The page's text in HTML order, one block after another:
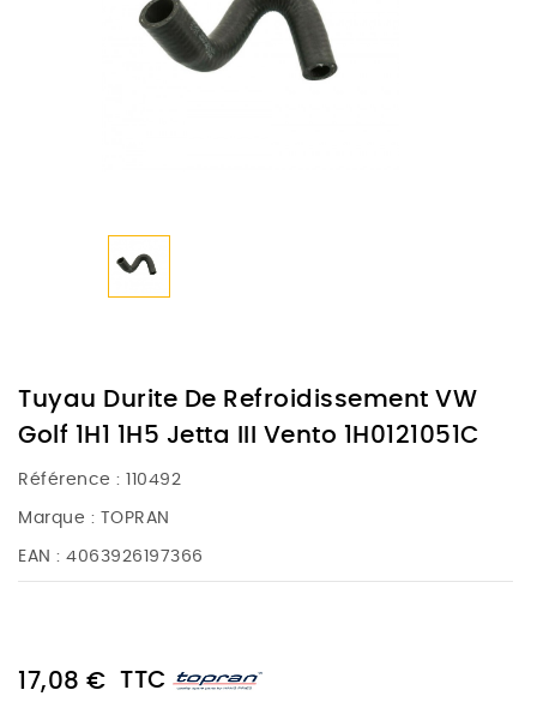
Tuyau Durite De Refroidissement VW
Golf 1H1 1H5 Jetta III Vento 1H0121051C
Référence : 110492
Marque : TOPRAN
EAN : 4063926197366
17,08 € TTC